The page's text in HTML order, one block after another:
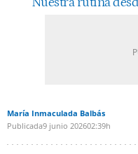
María Inmaculada Balbás
Publicada9 junio 202602:39h